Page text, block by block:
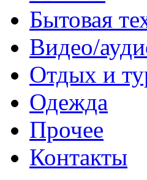
Бытовая
Видео/
Отдых и
Одежда
Прочее
Контакты